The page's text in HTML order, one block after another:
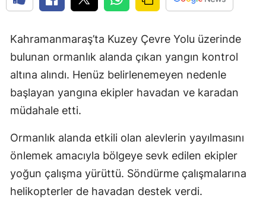
Kahramanmaraş’ta Kuzey Çevre Yolu üzerinde
bulunan ormanlık alanda çıkan yangın kontrol
altına alındı. Henüz belirlenemeyen nedenle
başlayan yangına ekipler havadan ve karadan
müdahale etti.
Ormanlık alanda etkili olan alevlerin yayılmasını
önlemek amacıyla bölgeye sevk edilen ekipler
yoğun çalışma yürüttü. Söndürme çalışmalarına
helikopterler de havadan destek verdi.